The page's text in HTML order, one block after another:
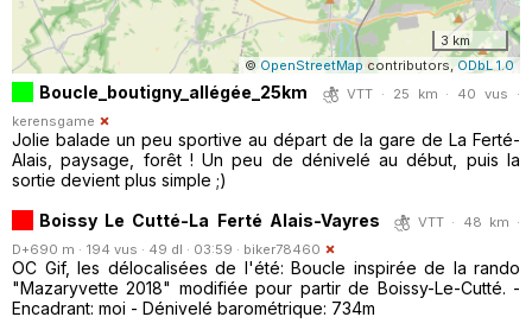
3 km
© OpenStreetMap contributors, ODbL 1.0
Boucle_boutigny_allégée_25km
VTT · 25 km · 40 vus ·
kerensgame
Jolie balade un peu sportive au départ de la gare de La Ferté-
Alais, paysage, forêt ! Un peu de dénivelé au début, puis la
sortie devient plus simple ;)
Boissy Le Cutté-La Ferté Alais-Vayres
VTT · 48 km ·
D+690 m · 194 vus · 49 dl · 03:59 · biker78460
OC Gif, les délocalisées de l'été: Boucle inspirée de la rando
"Mazaryvette 2018" modifiée pour partir de Boissy-Le-Cutté. -
Encadrant: moi - Dénivelé barométrique: 734m